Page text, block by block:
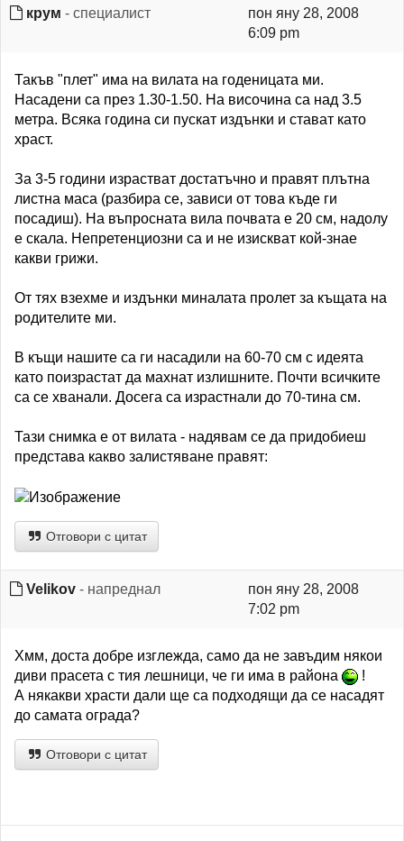
крум - специалист
пон яну 28, 2008
6:09 pm
Такъв "плет" има на вилата на годеницата ми.
Насадени са през 1.30-1.50. На височина са над 3.5
метра. Всяка година си пускат издънки и стават като
храст.
За 3-5 години израстват достатъчно и правят плътна
листна маса (разбира се, зависи от това къде ги
посадиш). На въпросната вила почвата е 20 см, надолу
е скала. Непретенциозни са и не изискват кой-знае
какви грижи.
От тях взехме и издънки миналата пролет за къщата на
родителите ми.
В къщи нашите са ги насадили на 60-70 см с идеята
като поизрастат да махнат излишните. Почти всичките
са се хванали. Досега са израстнали до 70-тина см.
Тази снимка е от вилата - надявам се да придобиеш
представа какво залистяване правят:
Отговори с цитат
Velikov - напреднал
пон яну 28, 2008
7:02 pm
Хмм, доста добре изглежда, само да не завъдим някои
диви прасета с тия лешници, че ги има в района
!
А някакви храсти дали ще са подходящи да се насадят
до самата ограда?
Отговори с цитат